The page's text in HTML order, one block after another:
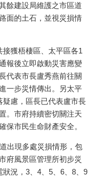
餘建設局維護之市區道
面的土石，並視災損情
接獲梧棲區、太平區各1
報後立即啟動災害應變
代表市長盧秀燕前往關
一步災情傳出。另太平
疑慮，區長已代表盧市長
。市府持續密切關注天
保市民生命財產安全。
出現多處災損情形，包
府風景區管理所初步災
況， 3 4 5 6 8
9